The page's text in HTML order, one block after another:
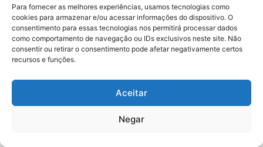
Para fornecer as melhores experiências, usamos tecnologias como
cookies para armazenar e/ou acessar informações do dispositivo. O
consentimento para essas tecnologias nos permitirá processar dados
como comportamento de navegação ou IDs exclusivos neste site. Não
consentir ou retirar o consentimento pode afetar negativamente certos
recursos e funções.
Aceitar
Negar
Economia: Beneficiários com NIS
de final 7 recebem Bolsa Família